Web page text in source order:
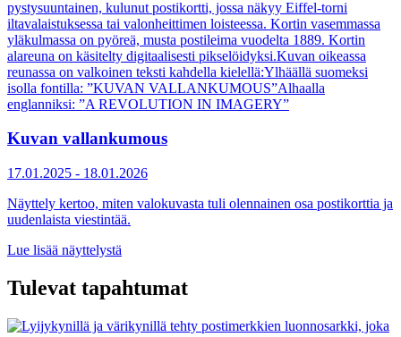
Kuvan vallankumous
17.01.2025 - 18.01.2026
Näyttely kertoo, miten valokuvasta tuli olennainen osa postikorttia ja
uudenlaista viestintää.
Lue lisää näyttelystä
Tulevat tapahtumat